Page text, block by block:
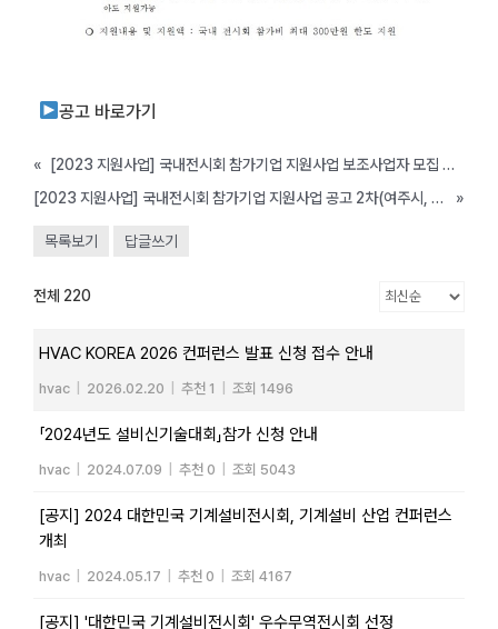
공고 바로가기
«
[2023 지원사업] 국내전시회 참가기업 지원사업 보조사업자 모집 공고(고양시, ~3/3까지)
[2023 지원사업] 국내전시회 참가기업 지원사업 공고 2차(여주시, ~2/28까지)
»
목록보기 답글쓰기
전체 220
HVAC KOREA 2026 컨퍼런스 발표 신청 접수 안내
hvac 2026.02.20 추천 1 조회 1496
「2024년도 설비신기술대회」참가 신청 안내
hvac 2024.07.09 추천 0 조회 5043
[공지] 2024 대한민국 기계설비전시회, 기계설비 산업 컨퍼런스
개최
hvac 2024.05.17 추천 0 조회 4167
[공지] '대한민국 기계설비전시회' 우수무역전시회 선정